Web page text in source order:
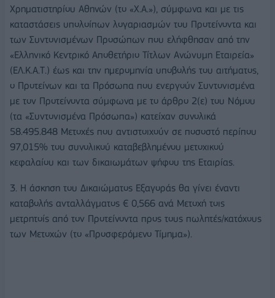
Χρηματιστηρίου Αθηνών (το «Χ.Α.»), σύμφωνα και με τις
καταστάσεις υπολοίπων λογαριασμών του Προτείνοντα και
των Συντονισμένων Προσώπων που ελήφθησαν από την
«Ελληνικό Κεντρικό Αποθετήριο Τίτλων Ανώνυμη Εταιρεία»
(ΕΛ.Κ.Α.Τ.) έως και την ημερομηνία υποβολής του αιτήματος,
ο Προτείνων και τα Πρόσωπα που ενεργούν Συντονισμένα
με τον Προτείνοντα σύμφωνα με το άρθρο 2(ε) του Νόμου
(τα «Συντονισμένα Πρόσωπα») κατείχαν συνολικά
58.495.848 Μετοχές που αντιστοιχούν σε ποσοστό περίπου
97,015% του συνολικού καταβεβλημένου μετοχικού
κεφαλαίου και των δικαιωμάτων ψήφου της Εταιρίας.
3. Η άσκηση του Δικαιώματος Εξαγοράς θα γίνει έναντι
καταβολής ανταλλάγματος € 0,566 ανά Μετοχή τοις
μετρητοίς από τον Προτείνοντα προς τους πωλητές/κατόχους
των Μετοχών (το «Προσφερόμενο Τίμημα»).